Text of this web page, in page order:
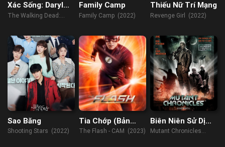
Xác Sống: Daryl
Dixon
The Walking Dead:
Family Camp
Family Camp (2022)
Thiếu Nữ Trí Mạng
Revenge Girl (2022)
Sao Băng
Shooting Stars (2022)
Tia Chớp (Bản
Cam)
The Flash - CAM (2023)
Biên Niên Sử Dị
Nhân
Mutant Chronicles